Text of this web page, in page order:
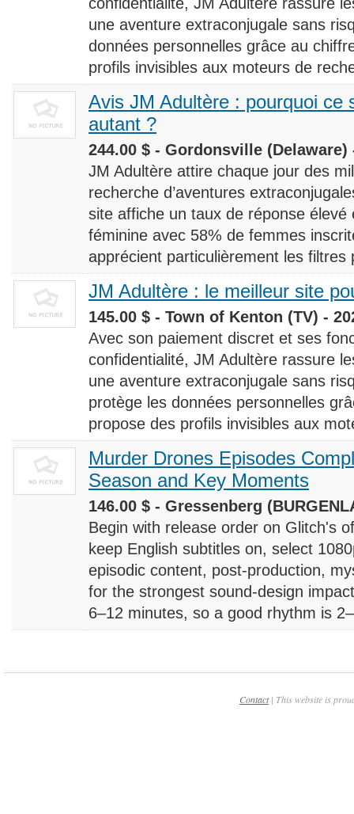
une aventure extraconjugale sans
données personnelles grâce au
profils invisibles aux moteurs de
Avis JM Adultère : pourquoi ce
autant ?
244.00 $ - Gordonsville (Delaware)
JM Adultère attire chaque jour des
recherche d’aventures
site affiche un taux de réponse
féminine avec 58% de femmes
apprécient particulièrement les filtres
JM Adultère : le meilleur site
145.00 $ - Town of Kenton (TV) -
Avec son paiement discret et ses
confidentialité, JM Adultère rassure
une aventure extraconjugale sans
protège les données personnelles
propose des profils invisibles aux
Murder Drones Episodes
Season and Key Moments
146.00 $ - Gressenberg
Begin with release order on Glitch's
keep English subtitles on, select
episodic content, post-production,
for the strongest sound-design
6–12 minutes, so a good rhythm is
Contact| This website is